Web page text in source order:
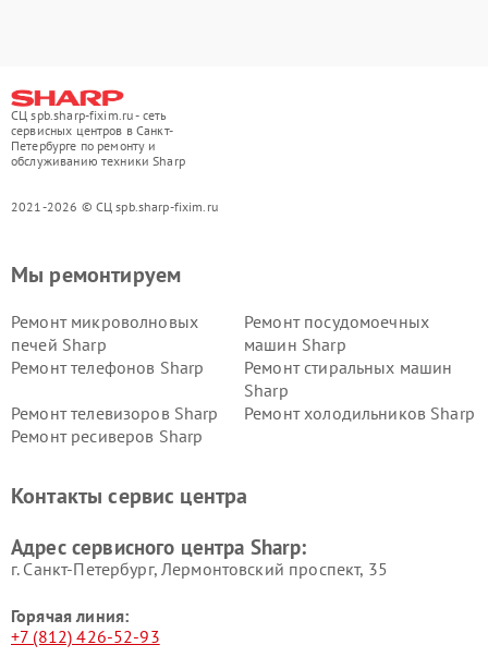
СЦ spb.sharp-fixim.ru - сеть
сервисных центров в Санкт-
Петербурге по ремонту и
обслуживанию техники Sharp
2021-2026 © СЦ spb.sharp-fixim.ru
Мы ремонтируем
Ремонт микроволновых
печей Sharp
Ремонт посудомоечных
машин Sharp
Ремонт телефонов Sharp
Ремонт стиральных машин
Sharp
Ремонт телевизоров Sharp
Ремонт холодильников Sharp
Ремонт ресиверов Sharp
Контакты сервис центра
Адрес сервисного центра Sharp:
г. Санкт-Петербург, Лермонтовский проспект, 35
Горячая линия:
+7 (812) 426-52-93